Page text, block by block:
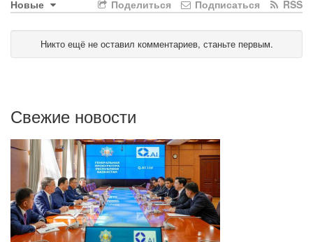
Новые RSS
Подписаться
Поделиться
Никто ещё не оставил комментариев, станьте первым.
Свежие новости